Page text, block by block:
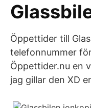
Öppettider till
telefonnummer
Öppettider.nu en
jag gillar den XD